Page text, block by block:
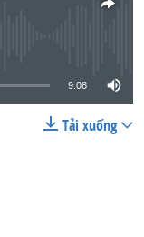
THÔN MỸ
available
9:08
Tải xuống